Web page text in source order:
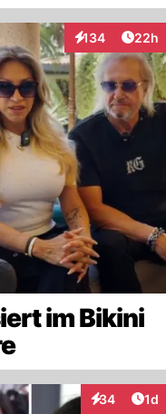
134
Interaktionen
22h
im Bikini
34
Interaktionen
1d